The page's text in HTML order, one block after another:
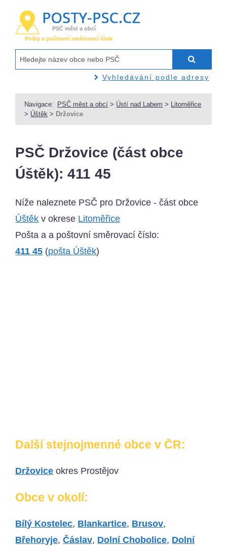
PSČ měst a obcí
Pošty a poštovní směrovací čísla
Vyhledávání podle adresy
Navigace: PSČ měst a obcí > Ústí nad Labem > Litoměřice
> Úštěk > Držovice
PSČ Držovice (část obce
Úštěk): 411 45
Níže naleznete PSČ pro Držovice - část obce
Úštěk v okrese Litoměřice
Pošta a a poštovní směrovací číslo:
411 45 (pošta Úštěk)
Další stejnojmenné obce v ČR:
Držovice okres Prostějov
Obce v okolí:
Bílý Kostelec, Blankartice, Brusov,
Břehoryje,Čáslav, Dolní Chobolice, Dolní